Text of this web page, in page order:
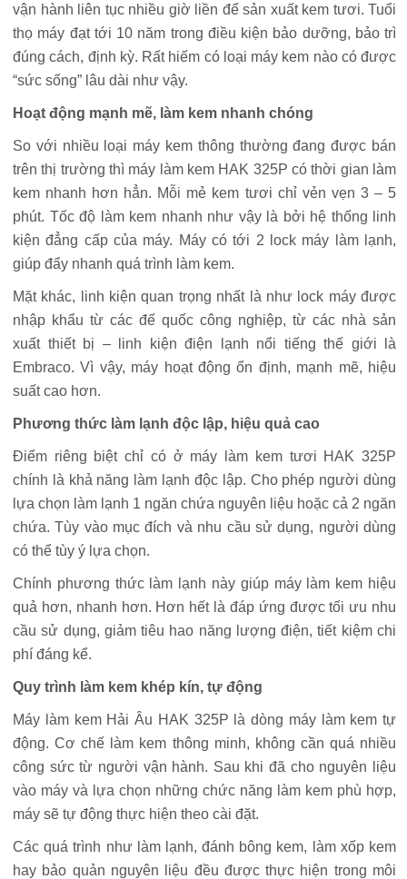
vận hành liên tục nhiều giờ liền để sản xuất kem tươi. Tuổi
thọ máy đạt tới 10 năm trong điều kiện bảo dưỡng, bảo trì
đúng cách, định kỳ. Rất hiếm có loại máy kem nào có được
“sức sống” lâu dài như vậy.
Hoạt động mạnh mẽ, làm kem nhanh chóng
So với nhiều loại máy kem thông thường đang được bán
trên thị trường thì máy làm kem HAK 325P có thời gian làm
kem nhanh hơn hẳn. Mỗi mẻ kem tươi chỉ vẻn vẹn 3 – 5
phút. Tốc độ làm kem nhanh như vậy là bởi hệ thống linh
kiện đẳng cấp của máy. Máy có tới 2 lock máy làm lạnh,
giúp đẩy nhanh quá trình làm kem.
Mặt khác, linh kiện quan trọng nhất là như lock máy được
nhập khẩu từ các đế quốc công nghiệp, từ các nhà sản
xuất thiết bị – linh kiện điện lạnh nổi tiếng thế giới là
Embraco. Vì vậy, máy hoạt động ổn định, mạnh mẽ, hiệu
suất cao hơn.
Phương thức làm lạnh độc lập, hiệu quả cao
Điểm riêng biệt chỉ có ở máy làm kem tươi HAK 325P
chính là khả năng làm lạnh độc lập. Cho phép người dùng
lựa chọn làm lạnh 1 ngăn chứa nguyên liệu hoặc cả 2 ngăn
chứa. Tùy vào mục đích và nhu cầu sử dụng, người dùng
có thể tùy ý lựa chọn.
Chính phương thức làm lạnh này giúp máy làm kem hiệu
quả hơn, nhanh hơn. Hơn hết là đáp ứng được tối ưu nhu
cầu sử dụng, giảm tiêu hao năng lượng điện, tiết kiệm chi
phí đáng kể.
Quy trình làm kem khép kín, tự động
Máy làm kem Hải Âu HAK 325P là dòng máy làm kem tự
động. Cơ chế làm kem thông minh, không cần quá nhiều
công sức từ người vận hành. Sau khi đã cho nguyên liệu
vào máy và lựa chọn những chức năng làm kem phù hợp,
máy sẽ tự động thực hiện theo cài đặt.
Các quá trình như làm lạnh, đánh bông kem, làm xốp kem
hay bảo quản nguyên liệu đều được thực hiện trong môi